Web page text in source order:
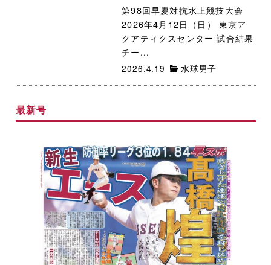
第98回早慶対抗水上競技大会
2026年4月12日（日） 東京ア
クアティクスセンター 試合結果
チー...
2026.4.19 水球男子
最新号